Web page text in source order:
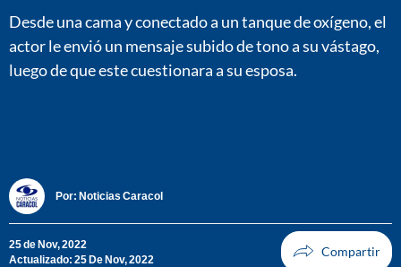
Desde una cama y conectado a un tanque de oxígeno, el
actor le envió un mensaje subido de tono a su vástago,
luego de que este cuestionara a su esposa.
Por: Noticias Caracol
25 de Nov, 2022
Actualizado: 25 De Nov, 2022